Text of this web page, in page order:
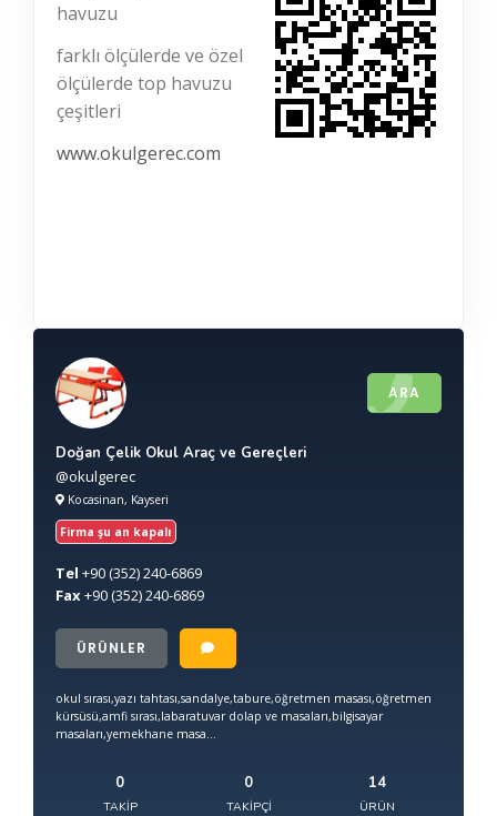
havuzu
farklı ölçülerde ve özel
ölçülerde top havuzu
çeşitleri
www.okulgerec.com
ARA
Doğan Çelik Okul Araç ve Gereçleri
@okulgerec
Kocasinan, Kayseri
Firma şu an kapalı
Tel +90(352) 240-6869
Fax+90(352) 240-6869
ÜRÜNLER
okul sırası,yazı tahtası,sandalye,tabure,öğretmen masası,öğretmen
kürsüsü,amfi sırası,labaratuvar dolap ve masaları,bilgisayar
masaları,yemekhane masa...
0
TAKIP
0
TAKIPÇI
14
ÜRÜN